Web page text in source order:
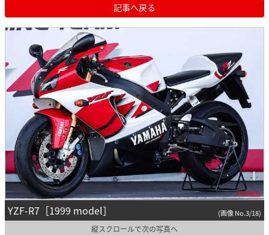
記事へ戻る
YZF-R7［1999 model］ (画像 No.3/18)
縦スクロールで次の写真へ